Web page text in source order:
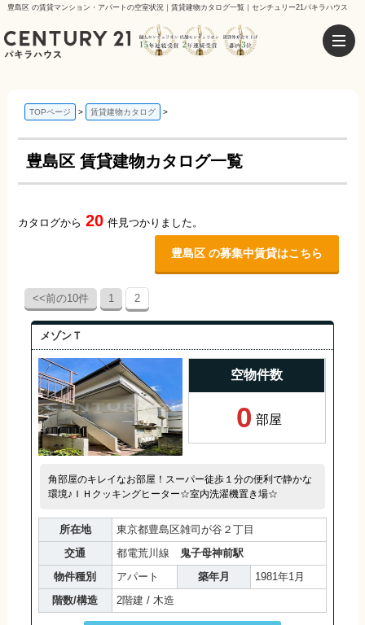
豊島区 の賃貸マンション・アパートの空室状況｜賃貸建物カタログ一覧｜センチュリー21パキラハウス
TOPページ 賃貸建物カタログ
豊島区 賃貸建物カタログ一覧
カタログから 20 件見つかりました。
豊島区 の募集中賃貸はこちら
<<前の10件 1 2
メゾンＴ
空物件数
0 部屋
角部屋のキレイなお部屋！スーパー徒歩１分の便利で静かな
環境♪ＩＨクッキングヒーター☆室内洗濯機置き場☆
所在地
東京都豊島区雑司が谷２丁目
交通
都電荒川線
鬼子母神前駅
物件種別
アパート 築年月
1981年1月
階数/構造
2階建 / 木造